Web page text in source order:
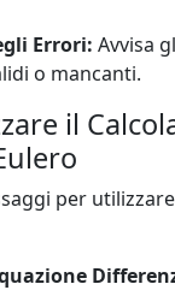
Errori: Avvisa
o mancanti.
il
per